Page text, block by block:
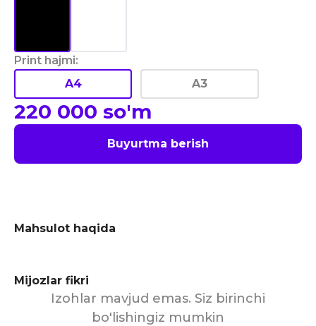
Print hajmi:
A4
A3
220 000 so'm
Buyurtma berish
Mahsulot haqida
Mijozlar fikri
Izohlar mavjud emas. Siz birinchi
bo'lishingiz mumkin